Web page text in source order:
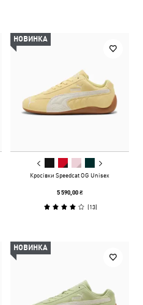
НОВИНКА
Кросівки Speedcat OG Unisex
5 590,00 ₴
(13)
НОВИНКА